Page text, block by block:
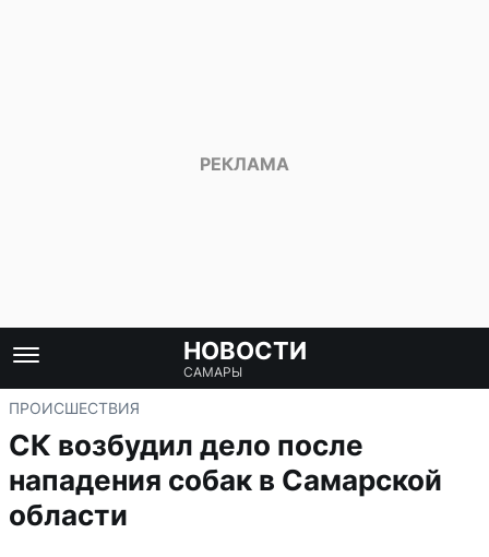
НОВОСТИ
САМАРЫ
ПРОИСШЕСТВИЯ
СК возбудил дело после
нападения собак в Самарской
области